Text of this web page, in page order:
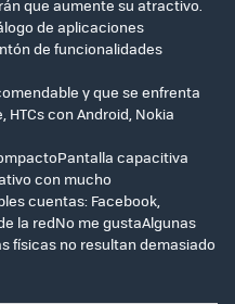
que aumente su atractivo.
de aplicaciones
de funcionalidades
y que se enfrenta
con Android, Nokia
capacitiva
con mucho
cuentas: Facebook,
la redNo me gustaAlgunas
físicas no resultan demasiado